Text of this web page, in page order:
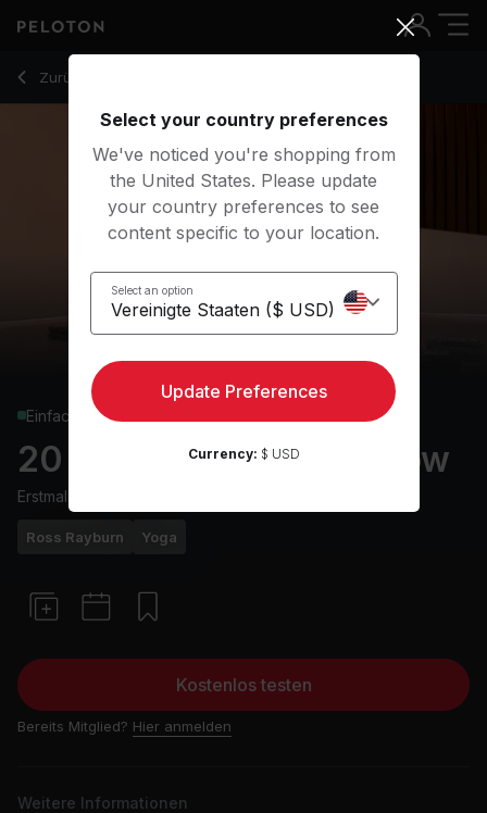
Zurück zu Yoga-Kurse
Zurück
Einfach
20 min Morning Yoga Flow
Erstmals ausgestrahlt am
Ross Rayburn Yoga
Kostenlos testen
Bereits Mitglied? Hier anmelden
Weitere Informationen
20 Min Morning Yoga Flow with Pop Music - Ross Rayburn
Select your country preferences
We've noticed you're shopping from
the United States. Please update
your country preferences to see
content specific to your location.
Select an option
Update Preferences
Currency: $ USD